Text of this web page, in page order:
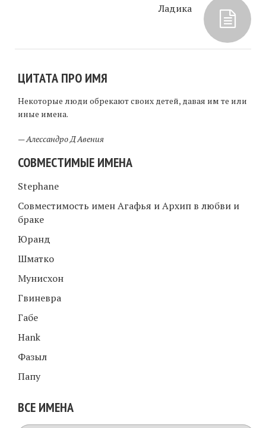
Ладика
ЦИТАТА ПРО ИМЯ
Некоторые люди обрекают своих детей, давая им те или
иные имена.
—Алессандро Д Авения
СОВМЕСТИМЫЕ ИМЕНА
Stephane
Совместимость имен Агафья и Архип в любви и
браке
Юранд
Шматко
Мунисхон
Гвиневра
Габе
Hank
Фазыл
Папу
ВСЕ ИМЕНА